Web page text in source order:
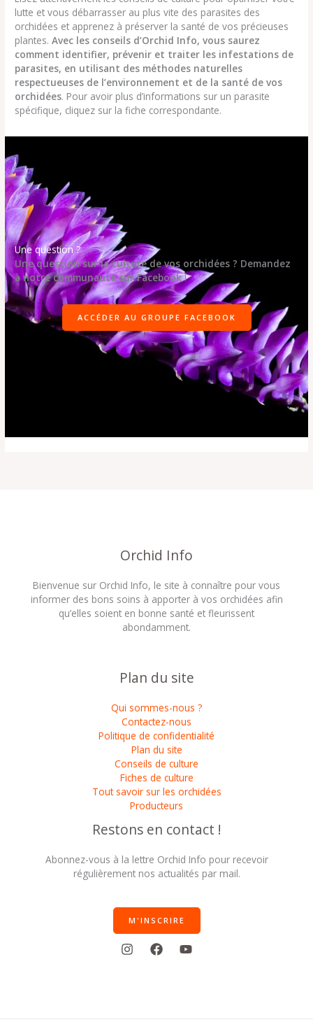
lutte et vous débarrasser au plus vite des parasites des
orchidées et apprenez à préserver la santé de vos précieuses
plantes.Avec les conseils d’Orchid Info, vous saurez
comment identifier, prévenir et traiter les infestations de
parasites, en utilisant des méthodes naturelles
respectueuses de l’environnement et de la santé de vos
orchidées. Pour avoir plus d’informations sur un parasite
spécifique, cliquez sur la fiche correspondante.
Une question ?
Une question sur la culture de vos orchidées ? Demandez
à notre communauté sur Facebook!
ACCÉDER AU GROUPE FACEBOOK
Orchid Info
Bienvenue sur Orchid Info, le site à connaître pour vous
informer des bons soins à apporter à vos orchidées afin
qu’elles soient en bonne santé et fleurissent
abondamment.
Plan du site
Qui sommes-nous ?
Contactez-nous
Politique de confidentialité
Plan du site
Conseils de culture
Fiches de culture
Tout savoir sur les orchidées
Producteurs
Restons en contact !
Abonnez-vous à la lettre Orchid Info pour recevoir
régulièrement nos actualités par mail.
M'INSCRIRE